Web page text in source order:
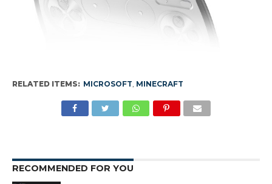
RELATED ITEMS: MICROSOFT MINECRAFT
RECOMMENDED FOR YOU